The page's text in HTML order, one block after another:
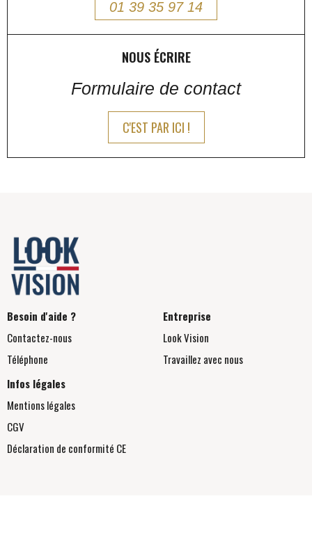
01 39 35 97 14
NOUS ÉCRIRE
Formulaire de contact
C'EST PAR ICI !
Besoin d'aide ?
Contactez-nous
Téléphone
Entreprise
Look Vision
Travaillez avec nous
Infos légales
Mentions légales
CGV
Déclaration de conformité CE